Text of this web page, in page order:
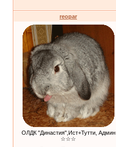
reopar
ОЛДК "Династия",Ист+Тутти, Админ
☆☆☆